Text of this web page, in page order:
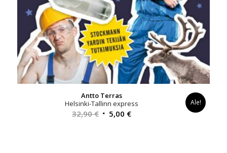
Antto Terras
Helsinki-Tallinn express
32,90€ Alkuperäinen
5,00 €Nykyinen
Ale!